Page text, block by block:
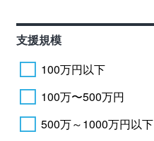
支援規模
100万円以下
100万〜500万円
500万～1000万円以下